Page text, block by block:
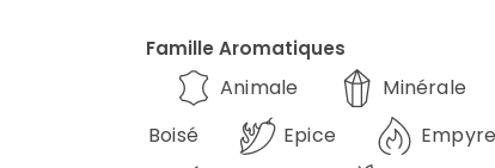
Famille Aromatiques
Animale Minérale
Boisé
Epice